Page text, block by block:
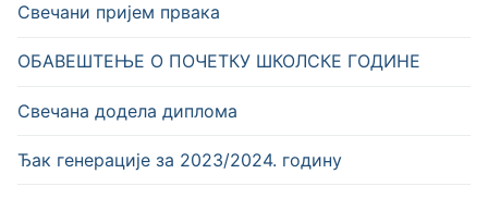
Свечани пријем првака
OБАВЕШТЕЊЕ О ПОЧЕТКУ ШКОЛСКЕ ГОДИНЕ
Свечана додела диплома
Ђак генерације за 2023/2024. годину